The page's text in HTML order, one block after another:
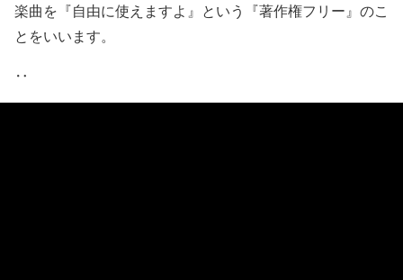
楽曲を『自由に使えますよ』という『著作権フリー』のこ
とをいいます。
‥